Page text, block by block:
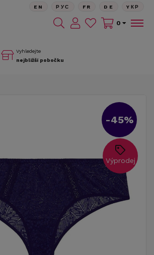
Vyhledejte
nejbližší pobočku
EN РУС FR DE YКР
0
-45%
Výprodej